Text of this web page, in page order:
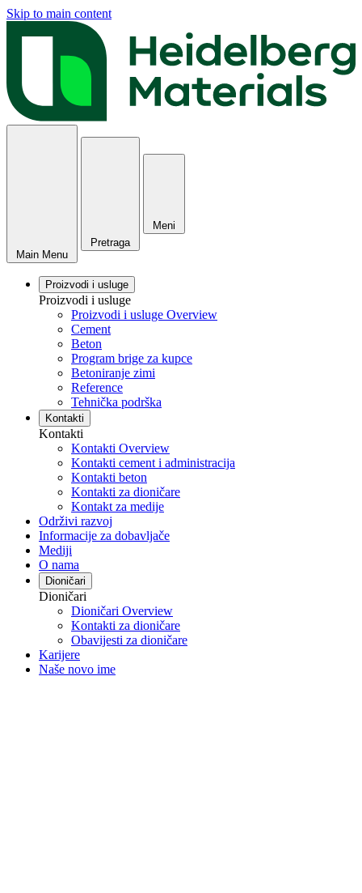
Skip to main content
Main Menu
Pretraga
Meni
Proizvodi i usluge
Proizvodi i usluge
Proizvodi i usluge Overview
Cement
Beton
Program brige za kupce
Betoniranje zimi
Reference
Tehnička podrška
Kontakti
Kontakti
Kontakti Overview
Kontakti cement i administracija
Kontakti beton
Kontakti za dioničare
Kontakt za medije
Održivi razvoj
Informacije za dobavljače
Mediji
O nama
Dioničari
Dioničari
Dioničari Overview
Kontakti za dioničare
Obavijesti za dioničare
Karijere
Naše novo ime